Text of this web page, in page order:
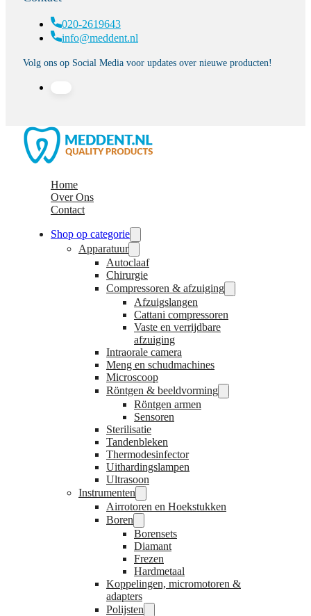
020-2619643
info@meddent.nl
Volg ons op Social Media voor updates over nieuwe producten!
Home
Over Ons
Contact
Shop op categorie
Apparatuur
Autoclaaf
Chirurgie
Compressoren & afzuiging
Afzuigslangen
Cattani compressoren
Vaste en verrijdbare
afzuiging
Intraorale camera
Meng en schudmachines
Microscoop
Röntgen & beeldvorming
Röntgen armen
Sensoren
Sterilisatie
Tandenbleken
Thermodesinfector
Uithardingslampen
Ultrasoon
Instrumenten
Airrotoren en Hoekstukken
Boren
Borensets
Diamant
Frezen
Hardmetaal
Koppelingen, micromotoren &
adapters
Polijsten